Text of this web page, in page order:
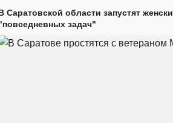
Саратовской области запустят
задач"